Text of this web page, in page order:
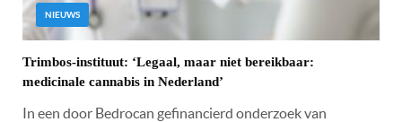
NIEUWS
Trimbos-instituut: ‘Legaal, maar niet bereikbaar:
medicinale cannabis in Nederland’
In een door Bedrocan gefinancierd onderzoek van